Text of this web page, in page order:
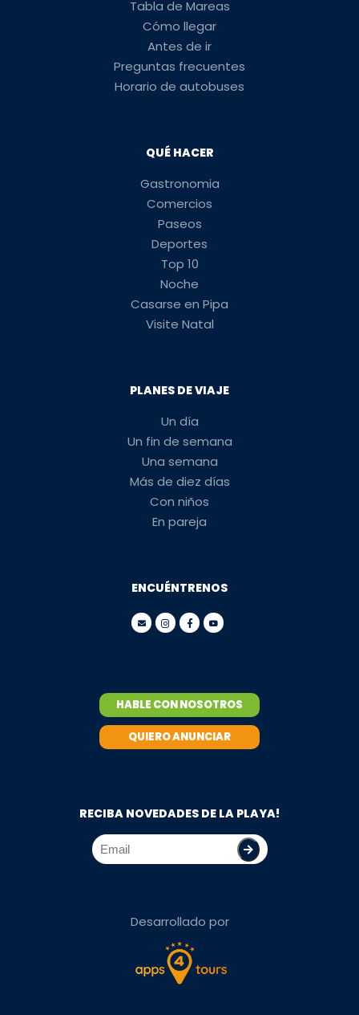
Tabla de Mareas
Cómo llegar
Antes de ir
Preguntas frecuentes
Horario de autobuses
QUÉ HACER
Gastronomia
Comercios
Paseos
Deportes
Top 10
Noche
Casarse en Pipa
Visite Natal
PLANES DE VIAJE
Un día
Un fin de semana
Una semana
Más de diez días
Con niños
En pareja
ENCUÉNTRENOS
HABLE CON NOSOTROS
QUIERO ANUNCIAR
RECIBA NOVEDADES DE LA PLAYA!
Desarrollado por